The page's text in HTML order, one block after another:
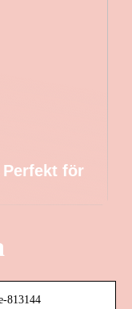
Perfekt för
813144